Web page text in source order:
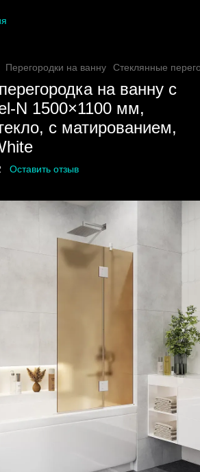
Перегородки на ванну Стеклянные
на ванну с
N 1500×1100 мм,
с матированием,
Оставить отзыв